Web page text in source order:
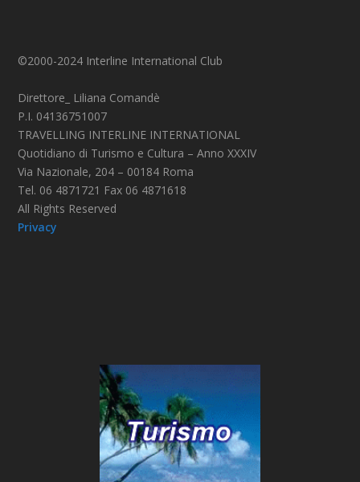
©2000-2024 Interline International Club
Direttore_ Liliana Comandè
P.I. 04136751007
TRAVELLING INTERLINE INTERNATIONAL
Quotidiano di Turismo e Cultura – Anno XXXIV
Via Nazionale, 204 – 00184 Roma
Tel. 06 4871721 Fax 06 4871618
All Rights Reserved
Privacy